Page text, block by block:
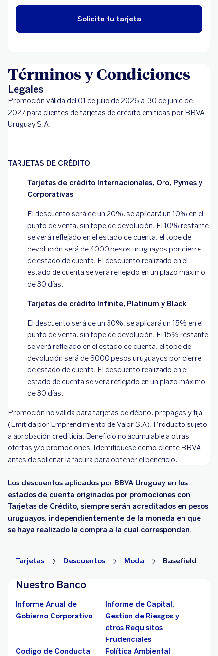
Solicita tu tarjeta
Términos y Condiciones
Legales
Promoción válida del 01 de julio de 2026 al 30 de junio de
2027 para clientes de tarjetas de crédito emitidas por BBVA
Uruguay S.A.
TARJETAS DE CRÉDITO
Tarjetas de crédito Internacionales, Oro, Pymes y
Corporativas
El descuento será de un 20%, se aplicará un 10% en el
punto de venta, sin tope de devolución. El 10% restante
se verá reflejado en el estado de cuenta, el tope de
devolución será de 4000 pesos uruguayos por cierre
de estado de cuenta. El descuento realizado en el
estado de cuenta se verá reflejado en un plazo máximo
de 30 días.
Tarjetas de crédito Infinite, Platinum y Black
El descuento será de un 30%, se aplicará un 15% en el
punto de venta, sin tope de devolución. El 15% restante
se verá reflejado en el estado de cuenta, el tope de
devolución será de 6000 pesos uruguayos por cierre
de estado de cuenta. El descuento realizado en el
estado de cuenta se verá reflejado en un plazo máximo
de 30 días.
Promoción no válida para tarjetas de débito, prepagas y fija
(Emitida por Emprendimiento de Valor S.A). Producto sujeto
a aprobación crediticia. Beneficio no acumulable a otras
ofertas y/o promociones. Identifíquese como cliente BBVA
antes de solicitar la facura para obtener el beneficio.
Los descuentos aplicados por BBVA Uruguay en los
estados de cuenta originados por promociones con
Tarjetas de Crédito, siempre serán acreditados en pesos
uruguayos, independientemente de la moneda en que
se haya realizado la compra a la cual corresponden.
Tarjetas Descuentos Moda Basefield
Nuestro Banco
Informe Anual de
Gobierno Corporativo
Informe de Capital,
Gestion de Riesgos y
otros Requisitos
Prudenciales
Codigo de Conducta
Política Ambiental